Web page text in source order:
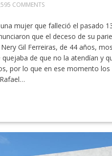
COMMENTS
mujer que falleció el pasado
que el deceso de su
Gil Ferreiras, de 44 años,
de que no la atendían y
por lo que en ese momento